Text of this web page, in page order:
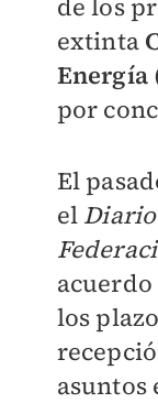
de los
extinta
Energía
por
El
elDiario
los
asuntos